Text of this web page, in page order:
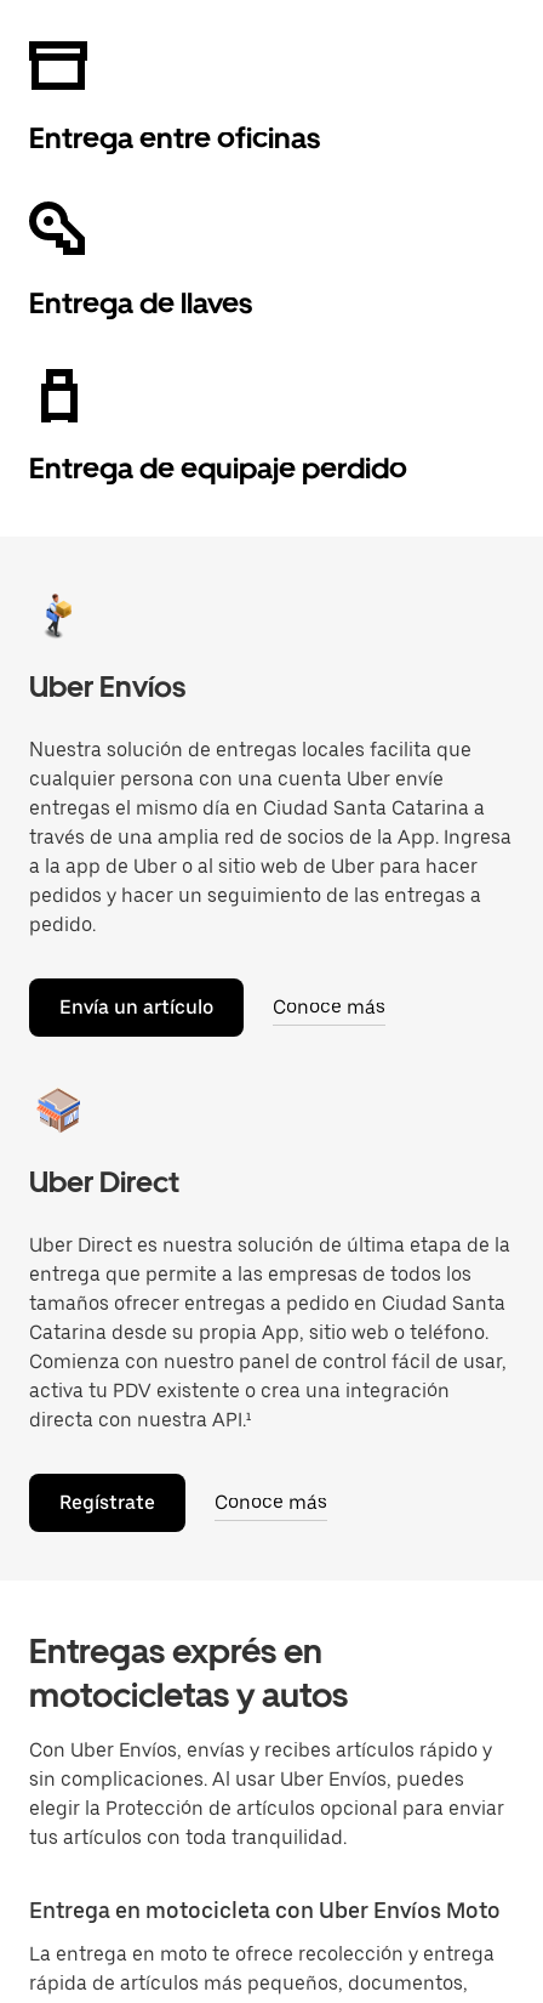
Entrega entre oficinas
Entrega de llaves
Entrega de equipaje perdido
Uber Envíos
Nuestra solución de entregas locales facilita que
cualquier persona con una cuenta Uber envíe
entregas el mismo día en Ciudad Santa Catarina a
través de una amplia red de socios de la App. Ingresa
a la app de Uber o al sitio web de Uber para hacer
pedidos y hacer un seguimiento de las entregas a
pedido.
Envía un artículo Conoce más
Uber Direct
Uber Direct es nuestra solución de última etapa de la
entrega que permite a las empresas de todos los
tamaños ofrecer entregas a pedido en Ciudad Santa
Catarina desde su propia App, sitio web o teléfono.
Comienza con nuestro panel de control fácil de usar,
activa tu PDV existente o crea una integración
directa con nuestra API.¹
Regístrate Conoce más
Entregas exprés en
motocicletas y autos
Con Uber Envíos, envías y recibes artículos rápido y
sin complicaciones. Al usar Uber Envíos, puedes
elegir la Protección de artículos opcional para enviar
tus artículos con toda tranquilidad.
Entrega en motocicleta con Uber Envíos Moto
La entrega en moto te ofrece recolección y entrega
rápida de artículos más pequeños, documentos,